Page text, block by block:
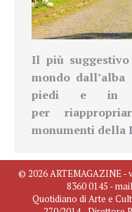
Il più
mondo
piedi e in
per
monumenti della
© 2026 ARTEMAGAZINE -
8360 0145 -
Quotidiano di Arte e